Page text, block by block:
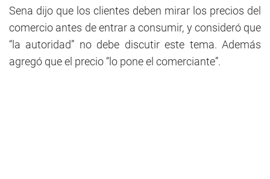
Sena dijo que los clientes deben mirar los precios del
comercio antes de entrar a consumir, y consideró que
“la autoridad” no debe discutir este tema. Además
agregó que el precio “lo pone el comerciante”.